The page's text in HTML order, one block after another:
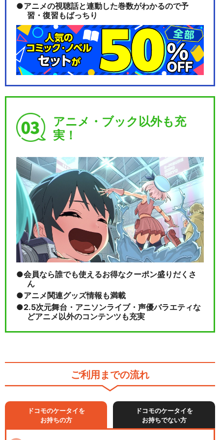
アニメの視聴話と連動した巻数がわかるので予
習・復習もばっちり
アニメ・ブック以外も充
実！
会員なら誰でも使えるお得なクーポン盛りだくさ
ん
アニメ関連グッズ情報も満載
2.5次元舞台・アニソンライブ・声優バラエティな
どアニメ以外のコンテンツも充実
ご利用までの流れ
ドコモのケータイを
お持ちの方
ドコモのケータイを
お持ちでない方